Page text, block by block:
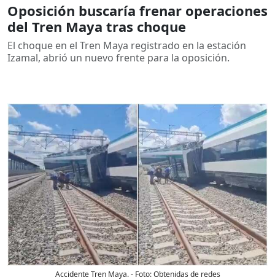
Oposición buscaría frenar operaciones
del Tren Maya tras choque
El choque en el Tren Maya registrado en la estación
Izamal, abrió un nuevo frente para la oposición.
Accidente Tren Maya.- Foto:Obtenidas de redes